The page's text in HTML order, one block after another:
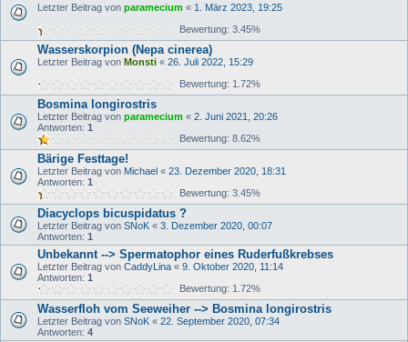
Letzter Beitrag von paramecium « 1. März 2023, 19:25
Bewertung: 3.45%
Wasserskorpion (Nepa cinerea)
Letzter Beitrag von Monsti « 26. Juli 2022, 15:29
Bewertung: 1.72%
Bosmina longirostris
Letzter Beitrag von paramecium « 2. Juni 2021, 20:26
Antworten: 1
Bewertung: 8.62%
Bärige Festtage!
Letzter Beitrag von Michael « 23. Dezember 2020, 18:31
Antworten: 1
Bewertung: 3.45%
Diacyclops bicuspidatus ?
Letzter Beitrag von SNoK « 3. Dezember 2020, 00:07
Antworten: 1
Unbekannt --> Spermatophor eines Ruderfußkrebses
Letzter Beitrag von CaddyLina « 9. Oktober 2020, 11:14
Antworten: 1
Bewertung: 1.72%
Wasserfloh vom Seeweiher --> Bosmina longirostris
Letzter Beitrag von SNoK « 22. September 2020, 07:34
Antworten: 4